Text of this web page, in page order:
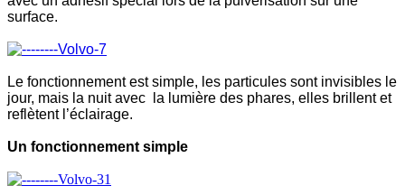
surface.
Le fonctionnement est simple, les particules sont invisibles le
jour, mais la nuit avec la lumière des phares, elles brillent et
reflètent l’éclairage.
Un fonctionnement simple